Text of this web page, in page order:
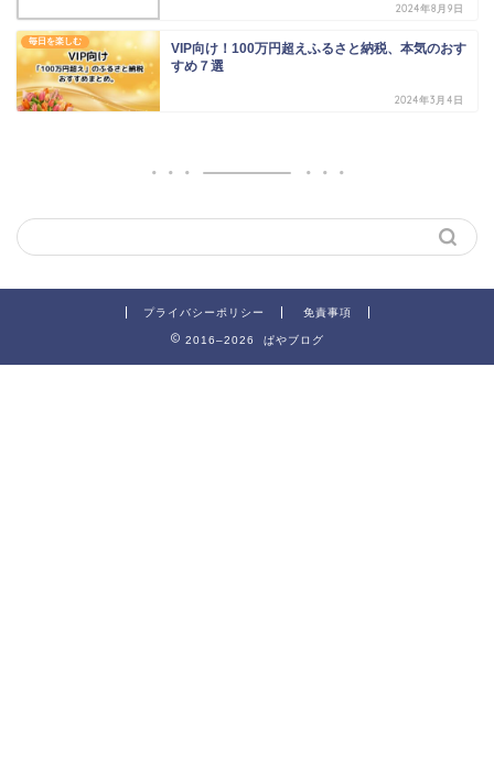
2024年8月9日
毎日を楽しむ
VIP向け！100万円超えふるさと納税、本気のおす
すめ７選
2024年3月4日
プライバシーポリシー 免責事項
2016–2026 ぱやブログ